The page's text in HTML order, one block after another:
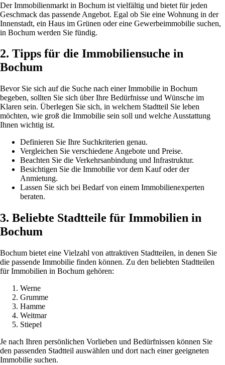
Der Immobilienmarkt in Bochum ist vielfältig und bietet für jeden
Geschmack das passende Angebot. Egal ob Sie eine Wohnung in der
Innenstadt, ein Haus im Grünen oder eine Gewerbeimmobilie suchen,
in Bochum werden Sie fündig.
2. Tipps für die Immobiliensuche in
Bochum
Bevor Sie sich auf die Suche nach einer Immobilie in Bochum
begeben, sollten Sie sich über Ihre Bedürfnisse und Wünsche im
Klaren sein. Überlegen Sie sich, in welchem Stadtteil Sie leben
möchten, wie groß die Immobilie sein soll und welche Ausstattung
Ihnen wichtig ist.
Definieren Sie Ihre Suchkriterien genau.
Vergleichen Sie verschiedene Angebote und Preise.
Beachten Sie die Verkehrsanbindung und Infrastruktur.
Besichtigen Sie die Immobilie vor dem Kauf oder der
Anmietung.
Lassen Sie sich bei Bedarf von einem Immobilienexperten
beraten.
3. Beliebte Stadtteile für Immobilien in
Bochum
Bochum bietet eine Vielzahl von attraktiven Stadtteilen, in denen Sie
die passende Immobilie finden können. Zu den beliebten Stadtteilen
für Immobilien in Bochum gehören:
Werne
Grumme
Hamme
Weitmar
Stiepel
Je nach Ihren persönlichen Vorlieben und Bedürfnissen können Sie
den passenden Stadtteil auswählen und dort nach einer geeigneten
Immobilie suchen.